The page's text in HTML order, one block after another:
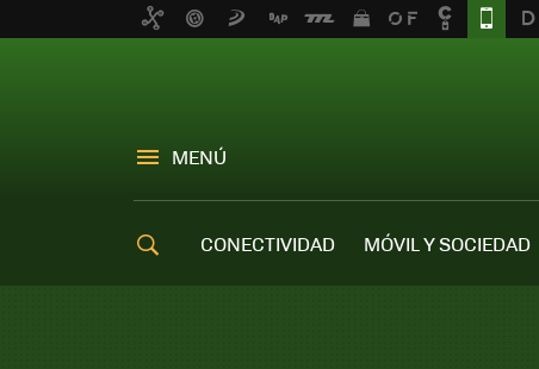
MENÚ
CONECTIVIDAD MÓVIL Y SOCIEDAD